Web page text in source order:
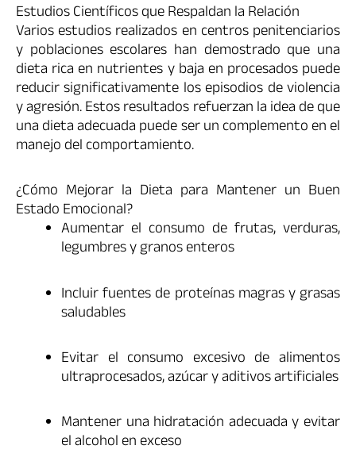
Estudios Científicos que Respaldan la Relación
Varios estudios realizados en centros penitenciarios
y poblaciones escolares han demostrado que una
dieta rica en nutrientes y baja en procesados puede
reducir significativamente los episodios de violencia
y agresión. Estos resultados refuerzan la idea de que
una dieta adecuada puede ser un complemento en el
manejo del comportamiento.
¿Cómo Mejorar la Dieta para Mantener un Buen
Estado Emocional?
Aumentar el consumo de frutas, verduras,
legumbres y granos enteros
Incluir fuentes de proteínas magras y grasas
saludables
Evitar el consumo excesivo de alimentos
ultraprocesados, azúcar y aditivos artificiales
Mantener una hidratación adecuada y evitar
el alcohol en exceso